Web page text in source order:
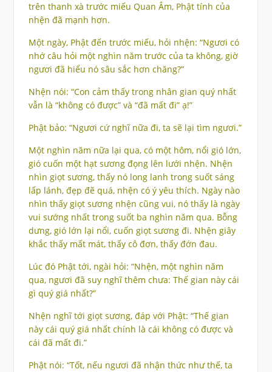
trên thanh xà trước miếu Quan Âm, Phật tính của
nhện đã mạnh hơn.
Một ngày, Phật đến trước miếu, hỏi nhện: “Ngươi có
nhớ câu hỏi một nghìn năm trước của ta không, giờ
ngươi đã hiểu nó sâu sắc hơn chăng?”
Nhện nói: “Con cảm thấy trong nhân gian quý nhất
vẫn là “không có được” và “đã mất đi” ạ!”
Phật bảo: “Ngươi cứ nghĩ nữa đi, ta sẽ lại tìm ngươi.”
Một nghìn năm nữa lại qua, có một hôm, nổi gió lớn,
gió cuốn một hạt sương đọng lên lưới nhện. Nhện
nhìn giọt sương, thấy nó long lanh trong suốt sáng
lấp lánh, đẹp đẽ quá, nhện có ý yêu thích. Ngày nào
nhìn thấy giọt sương nhện cũng vui, nó thấy là ngày
vui sướng nhất trong suốt ba nghìn năm qua. Bỗng
dưng, gió lớn lại nổi, cuốn giọt sương đi. Nhện giây
khắc thấy mất mát, thấy cô đơn, thấy đớn đau.
Lúc đó Phật tới, ngài hỏi: “Nhện, một nghìn năm
qua, ngươi đã suy nghĩ thêm chưa: Thế gian này cái
gì quý giá nhất?”
Nhện nghĩ tới giọt sương, đáp với Phật: “Thế gian
này cái quý giá nhất chính là cái không có được và
cái đã mất đi.”
Phật nói: “Tốt, nếu ngươi đã nhận thức như thế, ta